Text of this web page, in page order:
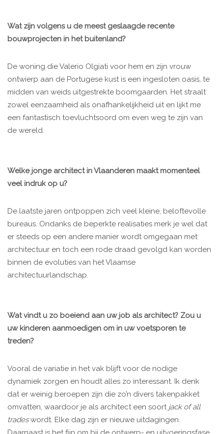
Wat zijn volgens u de meest geslaagde recente
bouwprojecten in het buitenland?
De woning die Valerio Olgiati voor hem en zijn vrouw
ontwierp aan de Portugese kust is een ingesloten oasis, te
midden van weids uitgestrekte boomgaarden. Het straalt
zowel eenzaamheid als onafhankelijkheid uit en lijkt me
een fantastisch toevluchtsoord om even weg te zijn van
de wereld.
Welke jonge architect in Vlaanderen maakt momenteel
veel indruk op u?
De laatste jaren ontpoppen zich veel kleine, beloftevolle
bureaus. Ondanks de beperkte realisaties merk je wel dat
er steeds op een andere manier wordt omgegaan met
architectuur en toch een rode draad gevolgd kan worden
binnen de evoluties van het Vlaamse
architectuurlandschap.
Wat vindt u zo boeiend aan uw job als architect? Zou u
uw kinderen aanmoedigen om in uw voetsporen te
treden?
Vooral de variatie in het vak blijft voor de nodige
dynamiek zorgen en houdt alles zo interessant. Ik denk
dat er weinig beroepen zijn die zo’n divers takenpakket
omvatten, waardoor je als architect een soort jack of all
tradeswordt. Elke dag zijn er nieuwe uitdagingen.